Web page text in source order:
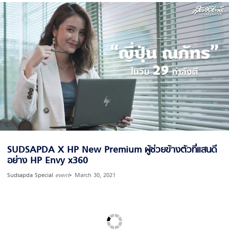
SUDSAPDA X HP New Premium ผู้ช่วยข้างตัวที่แสนดี
อย่าง HP Envy x360
Sudsapda Special event March 30, 2021